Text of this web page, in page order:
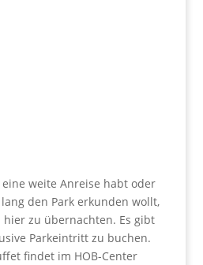
weite Anreise habt oder
den Park erkunden wollt,
zu übernachten. Es gibt
Parkeintritt zu buchen.
findet im HOB-Center